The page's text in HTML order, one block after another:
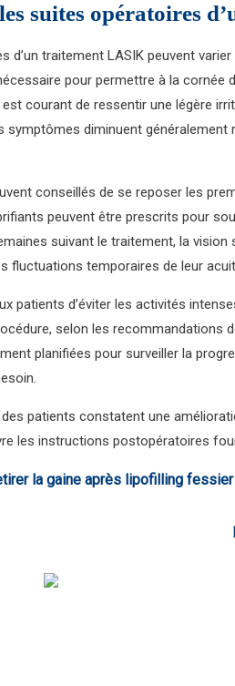
suites opératoires
d’un traitement LASIK peuvent
pour permettre à la cornée
courant de ressentir une légère
symptômes diminuent
conseillés de se reposer les
peuvent être prescrits pour
suivant le traitement, la
fluctuations temporaires de leur
patients d’éviter les activités
selon les recommandations
planifiées pour surveiller la
des patients constatent une
les instructions postopératoires
la gaine après lipofilling fessier